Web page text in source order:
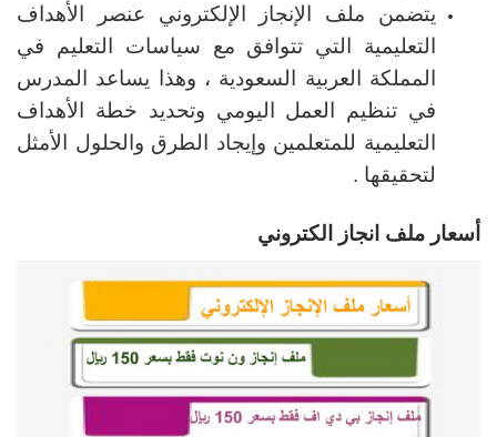
يتضمن ملف الإنجاز الإلكتروني عنصر الأهداف
التعليمية التي تتوافق مع سياسات التعليم في
المملكة العربية السعودية ، وهذا يساعد المدرس
في تنظيم العمل اليومي وتحديد خطة الأهداف
التعليمية للمتعلمين وإيجاد الطرق والحلول الأمثل
لتحقيقها .
أسعار ملف انجاز الكتروني